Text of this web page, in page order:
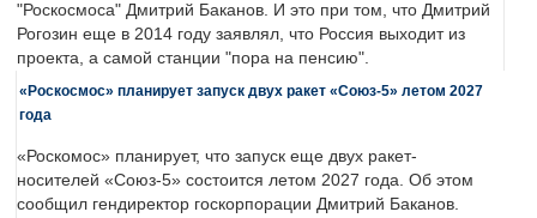
"Роскосмоса" Дмитрий Баканов. И это при том, что Дмитрий
Рогозин еще в 2014 году заявлял, что Россия выходит из
проекта, а самой станции "пора на пенсию".
«Роскосмос» планирует запуск двух ракет «Союз-5» летом 2027
года
«Роскомос» планирует, что запуск еще двух ракет-
носителей «Союз-5» состоится летом 2027 года. Об этом
сообщил гендиректор госкорпорации Дмитрий Баканов.